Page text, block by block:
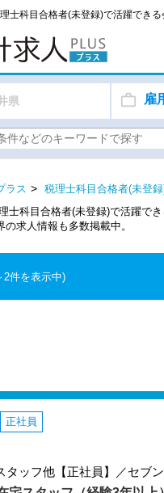
士科目合格者(未登録)で活躍でき
県 雇
ラス 税理士科目合格者(未登
士科目合格者(未登録)で活躍で
の求人情報も多数掲載中。
2件を表示中)
正社員
タッフ他【正社員】／セブ